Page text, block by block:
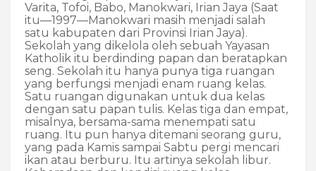
Varita, Tofoi, Babo, Manokwari, Irian Jaya (Saat
itu—1997—Manokwari masih menjadi salah
satu kabupaten dari Provinsi Irian Jaya).
Sekolah yang dikelola oleh sebuah Yayasan
Katholik itu berdinding papan dan beratapkan
seng. Sekolah itu hanya punya tiga ruangan
yang berfungsi menjadi enam ruang kelas.
Satu ruangan digunakan untuk dua kelas
dengan satu papan tulis. Kelas tiga dan empat,
misalnya, bersama-sama menempati satu
ruang. Itu pun hanya ditemani seorang guru,
yang pada Kamis sampai Sabtu pergi mencari
ikan atau berburu. Itu artinya sekolah libur.